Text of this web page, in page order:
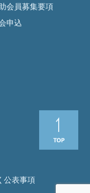
会員募集要項
申込
公表事項